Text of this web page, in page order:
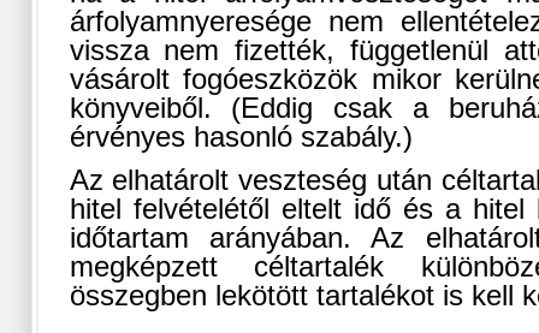
árfolyamnyeresége nem
vissza nem fizették, függetlenül
vásárolt fogóeszközök mikor
könyveiből. (Eddig csak a
érvényes hasonló szabály.)
Az elhatárolt veszteség után
hitel felvételétől eltelt idő és a hitel
időtartam arányában. Az
megképzett céltartalék
összegben lekötött tartalékot is kell